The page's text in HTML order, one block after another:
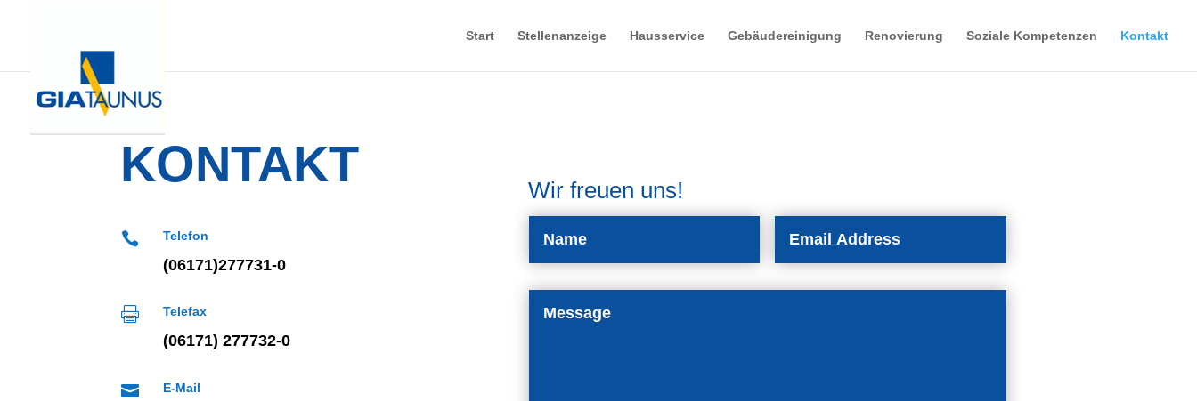
Start Stellenanzeige Hausservice Gebäudereinigung Renovierung Soziale Kompetenzen Kontakt
KONTAKT
 Telefon
(06171)277731-0
 Telefax
(06171) 277732-0
 E-Mail
Wir freuen uns!